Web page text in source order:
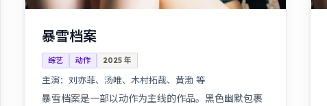
暴雪档案
综艺 动作 2025 年
主演： 刘亦菲、汤唯、木村拓哉、黄渤 等
暴雪档案是一部以动作为主线的作品。黑色幽默包裹